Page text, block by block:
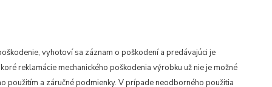
vyhotoví sa záznam o poškodení a predávajúci je
reklamácie mechanického poškodenia výrobku už nie je možné
a záručné podmienky. V prípade neodborného použitia